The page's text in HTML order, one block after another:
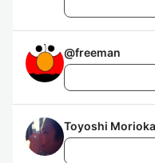
@freeman
Toyoshi Morioka